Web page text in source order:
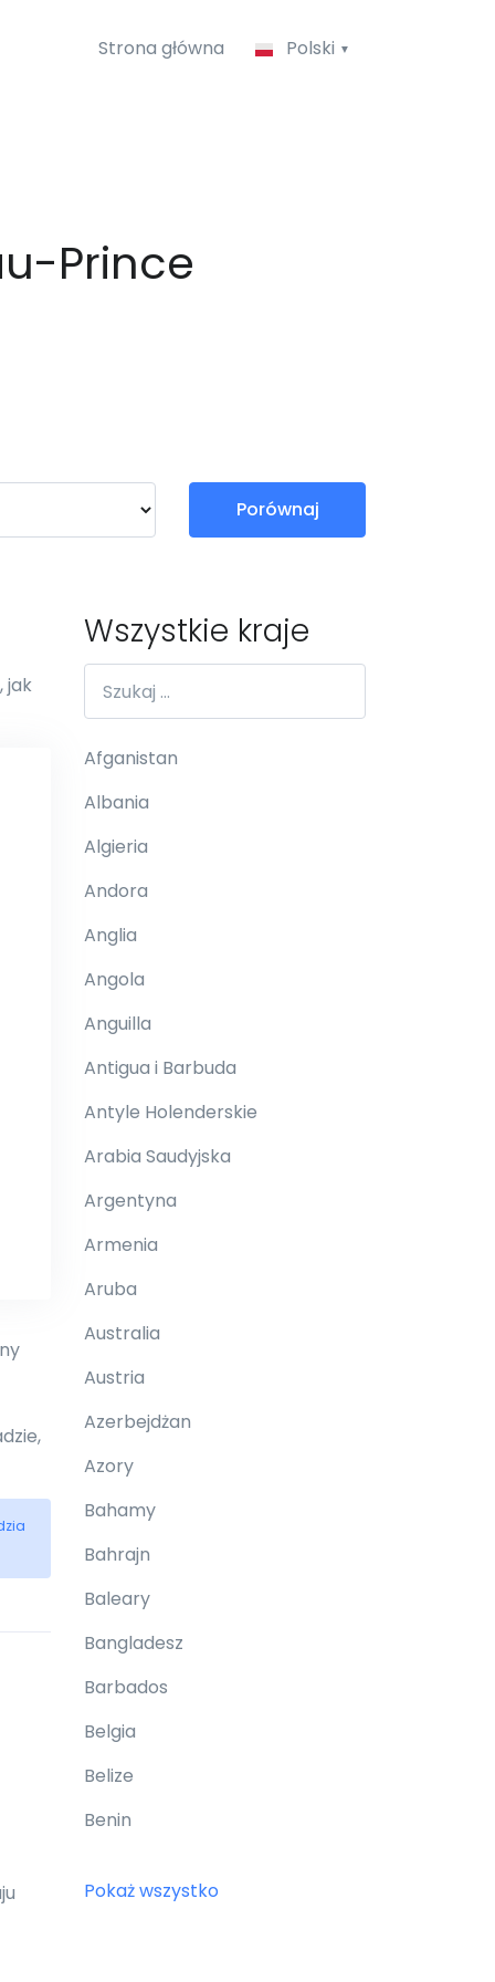
Strona główna Polski
Prince
Porównaj
jak
Wszystkie kraje
Afganistan
Albania
Algieria
Andora
Anglia
Angola
Anguilla
Antigua i Barbuda
Antyle Holenderskie
Arabia Saudyjska
Argentyna
Armenia
Aruba
Australia
Austria
Azerbejdżan
Azory
Bahamy
Bahrajn
Baleary
Bangladesz
Barbados
Belgia
Belize
Benin
Pokaż wszystko